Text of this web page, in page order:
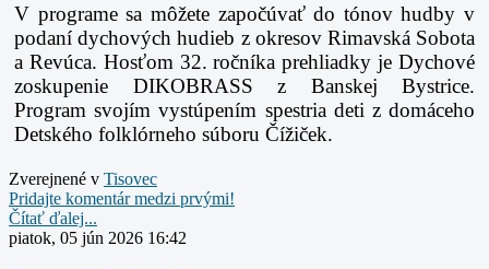
V programe sa môžete započúvať do tónov hudby v
podaní dychových hudieb z okresov Rimavská Sobota
a Revúca. Hosťom 32. ročníka prehliadky je Dychové
zoskupenie DIKOBRASS z Banskej Bystrice.
Program svojím vystúpením spestria deti z domáceho
Detského folklórneho súboru Čížiček.
Zverejnené v Tisovec
Pridajte komentár medzi prvými!
Čítať ďalej...
piatok, 05 jún 2026 16:42